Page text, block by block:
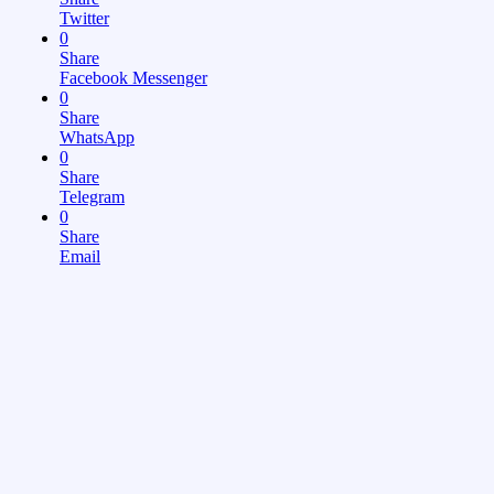
Twitter
0
Share
Facebook Messenger
0
Share
WhatsApp
0
Share
Telegram
0
Share
Email